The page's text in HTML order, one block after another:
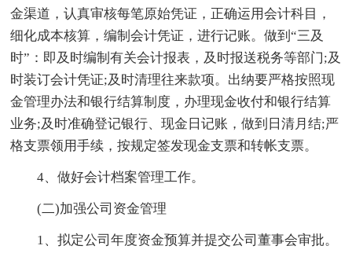
金渠道，认真审核每笔原始凭证，正确运用会计科目，
细化成本核算，编制会计凭证，进行记账。做到“三及
时”：即及时编制有关会计报表，及时报送税务等部门;及
时装订会计凭证;及时清理往来款项。出纳要严格按照现
金管理办法和银行结算制度，办理现金收付和银行结算
业务;及时准确登记银行、现金日记账，做到日清月结;严
格支票领用手续，按规定签发现金支票和转帐支票。
4、做好会计档案管理工作。
(二)加强公司资金管理
1、拟定公司年度资金预算并提交公司董事会审批。